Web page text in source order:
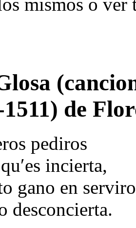
de
pediros
incierta,
gano en
desconcierta.